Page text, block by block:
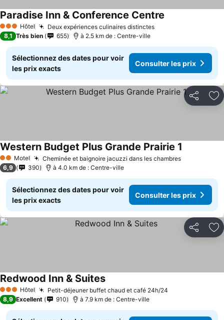
3 ÉtoilesHôtel Deux expériences culinaires distinctesConsulter les prix
Paradise Inn & Conference Centre
8,1 Très bien 655 à 2.5 km de : Centre-ville
Sélectionnez des dates pour voir
les prix exacts
Consulter les prix
Partager
2 ÉtoilesMotel Cheminée et baignoire jacuzzi dans les chambresConsulter
Western Budget Plus Grande Prairie 1
6,9 390 à 4.0 km de : Centre-ville
Sélectionnez des dates pour voir
les prix exacts
Consulter les prix
Partager
3 ÉtoilesHôtel Petit-déjeuner buffet chaud et café 24h/24
Redwood Inn & SuitesConsulter les prix
8,9 Excellent 910 à 7.9 km de : Centre-ville